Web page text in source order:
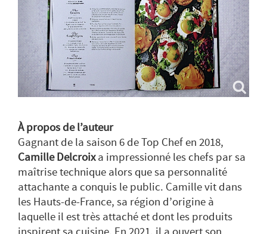
À propos de l’auteur
Gagnant de la saison 6 de Top Chef en 2018,
Camille Delcroixa impressionné les chefs par sa
maîtrise technique alors que sa personnalité
attachante a conquis le public. Camille vit dans
les Hauts-de-France, sa région d’origine à
laquelle il est très attaché et dont les produits